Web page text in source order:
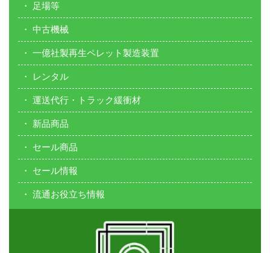
足場等
中古機械
一億社製再生ペレット製造装置
レンタル
運送代行・トラック緩衝材
新品商品
セール商品
セール情報
流通お役立ち情報